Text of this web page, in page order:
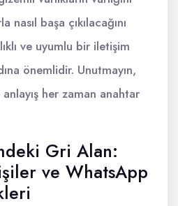
başa çıkılacağını
ve uyumlu bir iletişim
önemlidir. Unutmayın,
her zaman anahtar
Gri Alan:
ve WhatsApp